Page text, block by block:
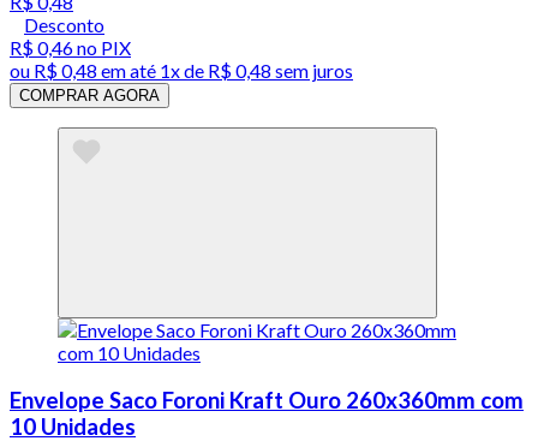
Desconto
R$ 0,46no PIX
ou R$ 0,48 em até 1x de R$ 0,48 sem juros
COMPRAR AGORA
Envelope Saco Foroni Kraft Ouro 260x360mm com
10 Unidades